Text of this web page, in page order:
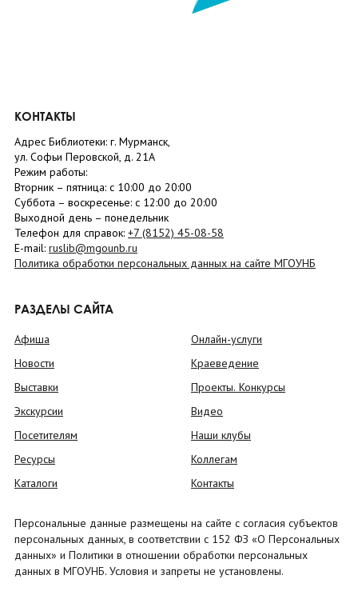
КОНТАКТЫ
Адрес Библиотеки: г. Мурманск,
ул. Софьи Перовской, д. 21А
Режим работы:
Вторник – пятница: с 10:00 до 20:00
Суббота – воскресенье: c 12:00 до 20:00
Выходной день – понедельник
Телефон для справок: +7 (8152) 45-08-58
E-mail: ruslib@mgounb.ru
Политика обработки персональных данных на сайте МГОУНБ
РАЗДЕЛЫ САЙТА
Афиша
Новости
Выставки
Экскурсии
Посетителям
Ресурсы
Каталоги
Онлайн-услуги
Краеведение
Проекты. Конкурсы
Видео
Наши клубы
Коллегам
Контакты
Персональные данные размещены на сайте с согласия субъектов
персональных данных, в соответствии с 152 ФЗ «О Персональных
данных» и Политики в отношении обработки персональных
данных в МГОУНБ. Условия и запреты не установлены.